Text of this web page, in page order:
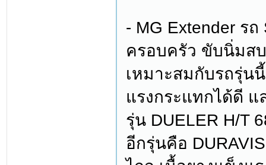
- MG Extender ร
ครอบครัว ขับนิ่มส
เหมาะสมกับรถรุ่น
แรงกระแทกได้ดี
รุ่น DUELER H/T
อีกรุ่นคือ